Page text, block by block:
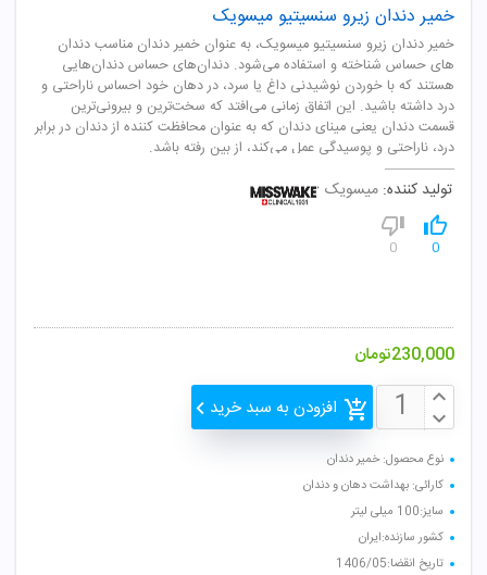
خمیر دندان زیرو سنسیتیو میسویک
خمیر دندان زیرو سنسیتیو میسویک، به عنوان خمیر دندان مناسب دندان
های حساس شناخته و استفاده می‌شود. دندان‌های حساس دندان‌هایی
هستند که با خوردن نوشیدنی داغ یا سرد، در دهان خود احساس ناراحتی و
درد داشته باشید. این اتفاق زمانی می‌افتد که سخت‌ترین و بیرونی‌ترین
قسمت دندان یعنی مینای دندان که به عنوان محافظت کننده از دندان در برابر
درد، ناراحتی و پوسیدگی عمل می‌کند، از بین رفته باشد.
تولید کننده: میسویک
0
0
230,000تومان
افزودن به سبد خرید
نوع محصول: خمیر دندان
کارائی: بهداشت دهان و دندان
سایز:100 میلی لیتر
کشور سازنده:ایران
تاریخ انقضا:1406/05